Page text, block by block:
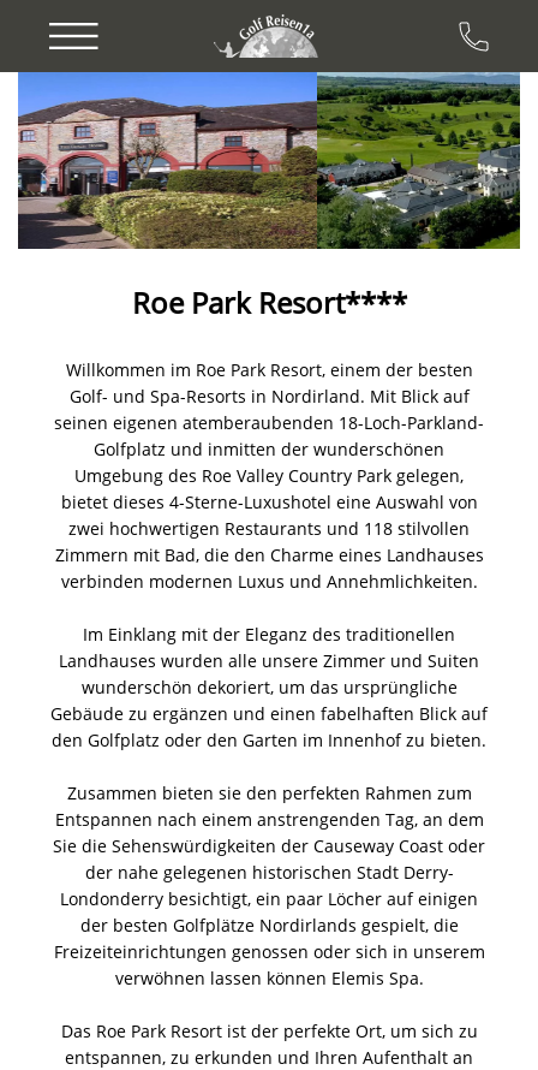
Next
Roe Park Resort****
Willkommen im Roe Park Resort, einem der besten
Golf- und Spa-Resorts in Nordirland. Mit Blick auf
seinen eigenen atemberaubenden 18-Loch-Parkland-
Golfplatz und inmitten der wunderschönen
Umgebung des Roe Valley Country Park gelegen,
bietet dieses 4-Sterne-Luxushotel eine Auswahl von
zwei hochwertigen Restaurants und 118 stilvollen
Zimmern mit Bad, die den Charme eines Landhauses
verbinden modernen Luxus und Annehmlichkeiten.
Im Einklang mit der Eleganz des traditionellen
Landhauses wurden alle unsere Zimmer und Suiten
wunderschön dekoriert, um das ursprüngliche
Gebäude zu ergänzen und einen fabelhaften Blick auf
den Golfplatz oder den Garten im Innenhof zu bieten.
Zusammen bieten sie den perfekten Rahmen zum
Entspannen nach einem anstrengenden Tag, an dem
Sie die Sehenswürdigkeiten der Causeway Coast oder
der nahe gelegenen historischen Stadt Derry-
Londonderry besichtigt, ein paar Löcher auf einigen
der besten Golfplätze Nordirlands gespielt, die
Freizeiteinrichtungen genossen oder sich in unserem
verwöhnen lassen können Elemis Spa.
Das Roe Park Resort ist der perfekte Ort, um sich zu
entspannen, zu erkunden und Ihren Aufenthalt an